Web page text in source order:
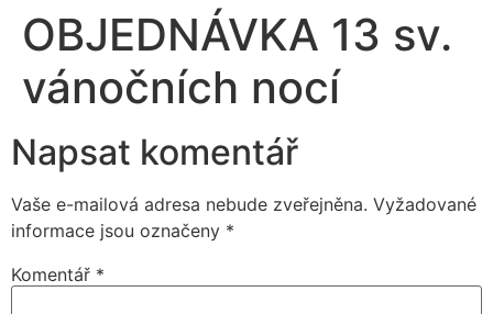
OBJEDNÁVKA 13 sv.
vánočních nocí
Napsat komentář
Vaše e-mailová adresa nebude zveřejněna. Vyžadované
informace jsou označeny *
Komentář *